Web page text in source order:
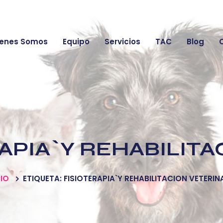
Somos Equipo Servicios TAC Blog
ETIQUETA: FISIOTERAPIA`Y REHABILITACION